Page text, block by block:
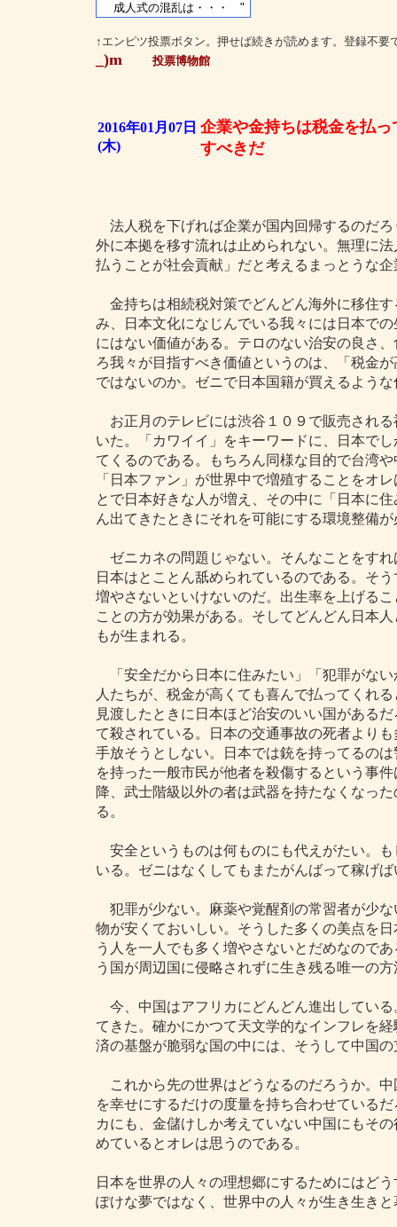
↑エンピツ投票ボタン。押せば続きが読めます。登録不要
_)m 投票博物館
2016年01月07日
(木)
企業や金持ちは税金を払っ
すべきだ
法人税を下げれば企業が国内回帰するのだ
外に本拠を移す流れは止められない。無理に
払うことが社会貢献」だと考えるまっとうな
金持ちは相続税対策でどんどん海外に移住
み、日本文化になじんでいる我々には日本で
にはない価値がある。テロのない治安の良さ
ろ我々が目指すべき価値というのは、「税金
ではないのか。ゼニで日本国籍が買えるよう
お正月のテレビには渋谷１０９で販売され
いた。「カワイイ」をキーワードに、日本で
てくるのである。もちろん同様な目的で台湾
「日本ファン」が世界中で増殖することをオ
とで日本好きな人が増え、その中に「日本に
ん出てきたときにそれを可能にする環境整備
ゼニカネの問題じゃない。そんなことをす
日本はとことん舐められているのである。そ
増やさないといけないのだ。出生率を上げる
ことの方が効果がある。そしてどんどん日本
もが生まれる。
「安全だから日本に住みたい」「犯罪がな
人たちが、税金が高くても喜んで払ってくれ
見渡したときに日本ほど治安のいい国がある
て殺されている。日本の交通事故の死者より
手放そうとしない。日本では銃を持ってるの
を持った一般市民が他者を殺傷するという事
降、武士階級以外の者は武器を持たなくなっ
る。
安全というものは何ものにも代えがたい。
いる。ゼニはなくしてもまたがんばって稼げ
犯罪が少ない。麻薬や覚醒剤の常習者が少
物が安くておいしい。そうした多くの美点を
う人を一人でも多く増やさないとだめなので
う国が周辺国に侵略されずに生き残る唯一の
今、中国はアフリカにどんどん進出してい
てきた。確かにかつて天文学的なインフレを
済の基盤が脆弱な国の中には、そうして中国
これから先の世界はどうなるのだろうか。
を幸せにするだけの度量を持ち合わせている
カにも、金儲けしか考えていない中国にもそ
めているとオレは思うのである。
日本を世界の人々の理想郷にするためにはど
ぽけな夢ではなく、世界中の人々が生き生き